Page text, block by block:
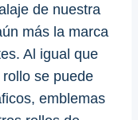
de nuestra
más la marca
Al igual que
se puede
emblemas